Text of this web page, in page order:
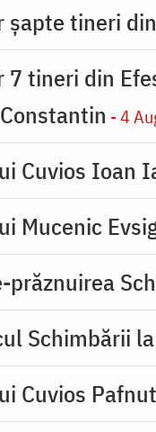
tineri
tineri din
- 4
Cuvios Ioan
Mucenic
Schimbării
Cuvios